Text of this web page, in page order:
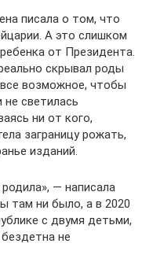
писала о том, что
А это слишком
от Президента.
скрывал роды
возможное, чтобы
светилась
ни от кого,
заграницу рожать,
изданий.
— написала
там ни было, а в 2020
с двумя детьми,
не